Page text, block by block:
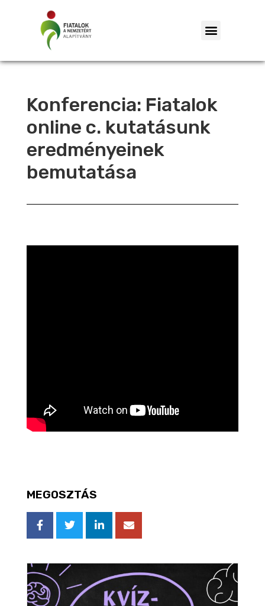
Konferencia: Fiatalok
online c. kutatásunk
eredményeinek
bemutatása
MEGOSZTÁS